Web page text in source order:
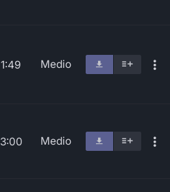
1:49 Medio
3:00 Medio